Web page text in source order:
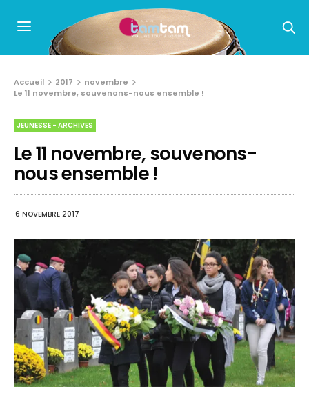
Accueil 2017
novembre
Le 11 novembre, souvenons-nous ensemble !
JEUNESSE - ARCHIVES
Le 11 novembre, souvenons-
nous ensemble !
6 NOVEMBRE 2017